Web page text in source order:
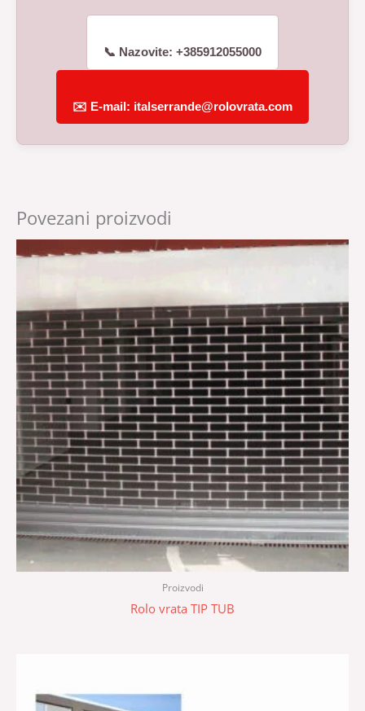
📞 Nazovite: +385912055000
✉️ E-mail: italserrande@rolovrata.com
Povezani proizvodi
Proizvodi
Rolo vrata TIP TUB